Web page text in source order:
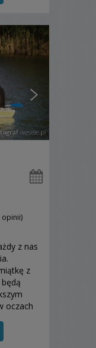
opinii)
z nas
z
oczach